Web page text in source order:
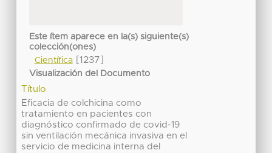
Este ítem aparece en la(s) siguiente(s)
colección(ones)
Científica[1237]
Visualización del Documento
Título
Eficacia de colchicina como
tratamiento en pacientes con
diagnóstico confirmado de covid-19
sin ventilación mecánica invasiva en el
servicio de medicina interna del